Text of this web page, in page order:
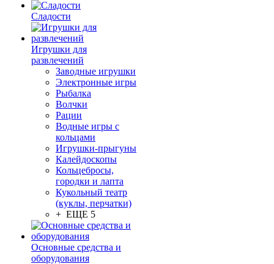
Сладости
Игрушки для
развлечений
Заводные игрушки
Электронные игры
Рыбалка
Волчки
Рации
Водные игры с
кольцами
Игрушки-прыгуны
Калейдоскопы
Кольцебросы,
городки и лапта
Кукольный театр
(куклы, перчатки)
+ ЕЩЕ 5
Основные средства и
оборудования